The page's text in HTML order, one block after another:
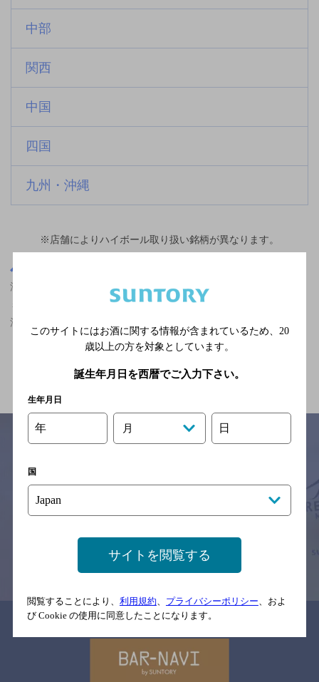
中部
関西
中国
四国
九州・沖縄
※店舗によりハイボール取り扱い銘柄が異なります。
渋谷駅(東京都)周辺500m,その他エスニック・無国籍料理,ザ・プレ
ミアム・モルツが飲める,大勢で楽しめる,7,000円以上～10,000円未
満,個室あり/飲み放題あり/クーポンありのお店
関連ページ
※それぞれのお店のメニューや営業時間などの掲載情報については、
念のためお店にご確認の上ご来店くださいますようお願い申し上げま
情報提供：ぐるなび
関連リンク
このサイトにはお酒に関する情報が含まれているため、 20
歳以上の方を対象としています。
誕生年月日を西暦でご入力下さい。
生年月日
年 月 日
国
サイトを閲覧する
閲覧することにより、 利用規約 プライバシーポリシー 、およ
び Cookie の使用に同意したことになります。